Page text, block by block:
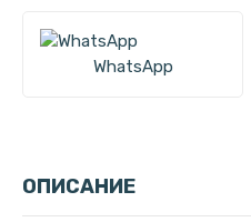
WhatsApp
ОПИСАНИЕ